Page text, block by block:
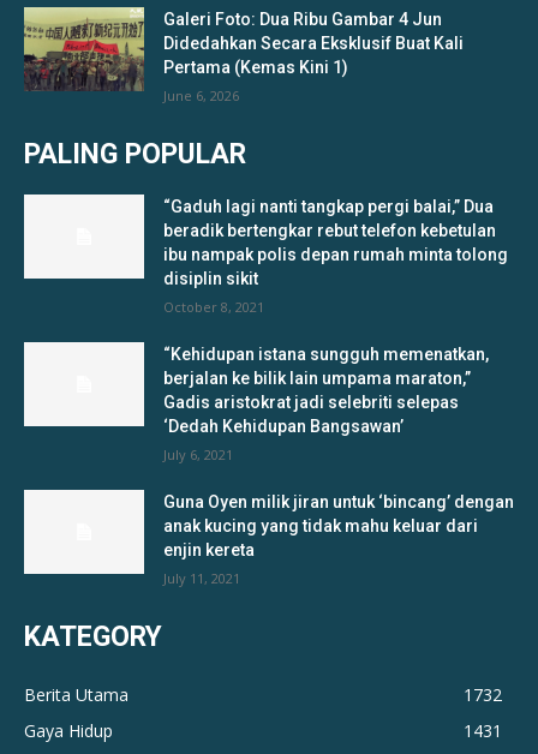
Galeri Foto: Dua Ribu Gambar 4 Jun
Didedahkan Secara Eksklusif Buat Kali
Pertama (Kemas Kini 1)
June 6, 2026
PALING POPULAR
“Gaduh lagi nanti tangkap pergi balai,” Dua
beradik bertengkar rebut telefon kebetulan
ibu nampak polis depan rumah minta tolong
disiplin sikit
October 8, 2021
“Kehidupan istana sungguh memenatkan,
berjalan ke bilik lain umpama maraton,”
Gadis aristokrat jadi selebriti selepas
‘Dedah Kehidupan Bangsawan’
July 6, 2021
Guna Oyen milik jiran untuk ‘bincang’ dengan
anak kucing yang tidak mahu keluar dari
enjin kereta
July 11, 2021
KATEGORY
Berita Utama
1732
Gaya Hidup
1431